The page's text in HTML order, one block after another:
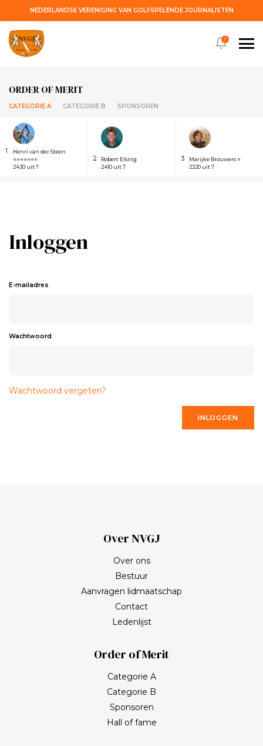
NEDERLANDSE VERENIGING VAN GOLFSPELENDE JOURNALISTEN
ORDER OF MERIT
CATEGORIE A CATEGORIE B SPONSOREN
1
Henri van der Steen
⭐⭐⭐⭐⭐⭐⭐
2430 uit 7
2
Robert Elsing
2410 uit 7
3
Marijke Brouwers ⭐
2320 uit 7
!
Inloggen
E-mailadres
Wachtwoord
Wachtwoord vergeten?
INLOGGEN
Over NVGJ
Over ons
Bestuur
Aanvragen lidmaatschap
Contact
Ledenlijst
Order of Merit
Categorie A
Categorie B
Sponsoren
Hall of fame